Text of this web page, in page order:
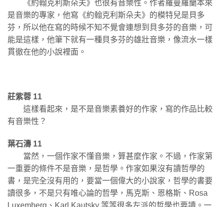
《約翰克利斯朵夫》也很有音樂性。作者羅曼羅蘭本來
是音樂的專家，他寫《約翰克利斯朵夫》的模特兒是貝多
芬，所以他在寫的時候不知不覺會連想到貝多芬的音樂，可
能是這樣，他筆下就有一種貝多芬的雄壯音樂，像流水一樣
貫徹在他的小說裡面。
莊紫蓉 11
這樣看起來，是不是音樂素養好的作家，寫的作品比較
有音樂性？
葉石濤 11
當然，一個作家不懂音樂，算甚麼作家。不過，作家第
一重要的條件不是音樂，是哲學。作家如果沒有讀哲學的
書，是完全沒有用的，要當一個偉大的小說家，哲學的書要
讀很多，不是只有唯心論的哲學，馬克斯、恩格斯、Rosa
Luxemberg、Karl Kautsky 等等很多左派的哲學也要讀。一